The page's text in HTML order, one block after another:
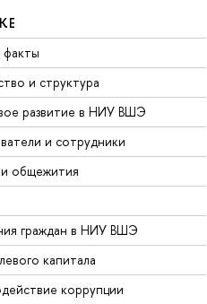
и структура
развитие в НИУ ВШЭ
и сотрудники
общежития
граждан в НИУ ВШЭ
капитала
коррупции